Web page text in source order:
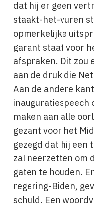
dat hij er geen
staakt-het-vuren
opmerkelijke
garant staat voor
afspraken. Dit zou
aan de druk die
Aan de andere
inauguratiespeech
maken aan alle
gezant voor het
gezegd dat hij een
zal neerzetten om
gaten te houden.
regering-Biden,
schuld. Een